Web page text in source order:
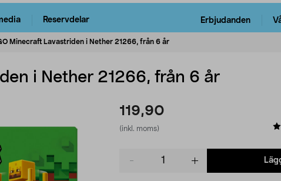
Reservdelar Erbjudanden
Minecraft Lavastriden i Nether 21266, från 6 år
i Nether 21266, från 6 år
119,90
(inkl. moms)